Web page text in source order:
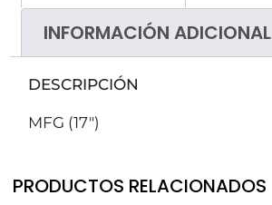
INFORMACIÓN ADICIONAL
DESCRIPCIÓN
MFG (17″)
PRODUCTOS RELACIONADOS